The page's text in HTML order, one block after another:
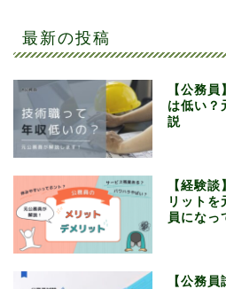
最新の投稿
【公務
は低い？
説
【経験
リットを
員になっ
【公務